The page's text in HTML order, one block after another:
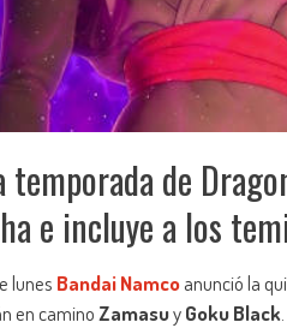
temporada de
e incluye a los
lunes Bandai Namcoanunció la
en caminoZamasuyGoku Black